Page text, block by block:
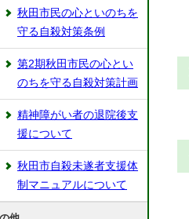
秋田市民の心といのちを
守る自殺対策条例
第2期秋田市民の心とい
のちを守る自殺対策計画
精神障がい者の退院後支
援について
秋田市自殺未遂者支援体
制マニュアルについて